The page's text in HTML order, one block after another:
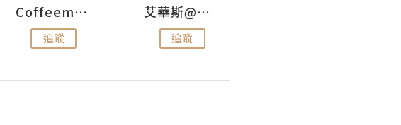
Coffeemeetjojo
追蹤
艾華斯@鄭大小姐工房
追蹤